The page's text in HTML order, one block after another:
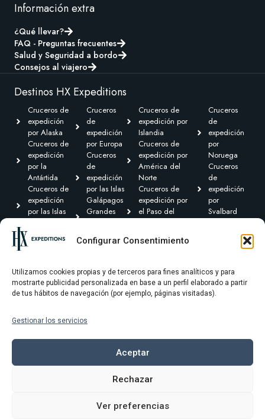
Configurar Consentimiento
Utilizamos cookies propias y de terceros para fines analíticos y para
mostrarte publicidad personalizada en base a un perfil elaborado a partir
de tus hábitos de navegación (por ejemplo, páginas visitadas).
Gestionar los servicios
Aceptar
Rechazar
Ver preferencias
Información extra
¿Qué llevar?
FAQ - Preguntas frecuentes
Salud y Seguridad a bordo
Consejos al viajero
Destinos HX Expeditions
Cruceros de
expedición
por Alaska
Cruceros de
expedición
por la
Antártida
Cruceros de
expedición
por las Islas
Cruceros de
expedición por
Centroamérica
Cruceros
de
expedición
por Europa
Cruceros
de
expedición
por las Islas
Galápagos
Grandes
expedición
Groenlandia
Cruceros de
expedición por
Islandia
Cruceros de
expedición por
América del
Norte
Cruceros de
expedición por
el Paso del
Cruceros de
Sudamérica
Cruceros
de
expedición
por
Noruega
Cruceros
de
expedición
por
Svalbard
Transoceánicas
Términos y condiciones
Política de cookies